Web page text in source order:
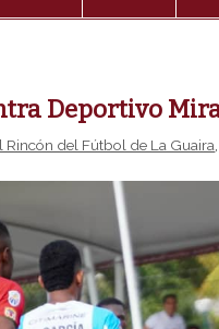
Deportivo
Rincón del Fútbol de La Guaira,